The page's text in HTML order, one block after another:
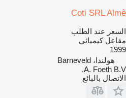
Coti SRL Almè
السعر عند الطلب
مفاعل كيميائي
1999
هولندا، Barneveld
A. Foeth B.V.
الاتصال بالبائع